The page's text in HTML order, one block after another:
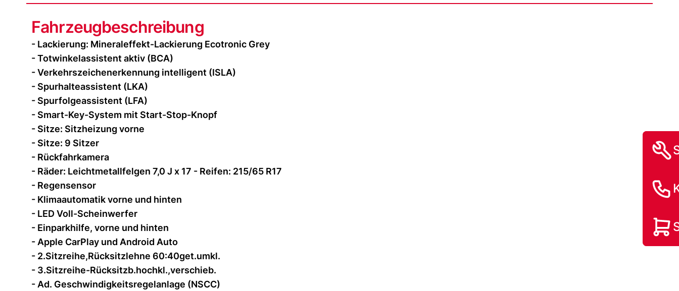
Fahrzeugbeschreibung
- Lackierung: Mineraleffekt-Lackierung Ecotronic Grey
- Totwinkelassistent aktiv (BCA)
- Verkehrszeichenerkennung intelligent (ISLA)
- Spurhalteassistent (LKA)
- Spurfolgeassistent (LFA)
- Smart-Key-System mit Start-Stop-Knopf
- Sitze: Sitzheizung vorne
- Sitze: 9 Sitzer
- Rückfahrkamera
- Räder: Leichtmetallfelgen 7,0 J x 17 - Reifen: 215/65 R17
- Regensensor
- Klimaautomatik vorne und hinten
- LED Voll-Scheinwerfer
- Einparkhilfe, vorne und hinten
- Apple CarPlay und Android Auto
- 2.Sitzreihe,Rücksitzlehne 60:40get.umkl.
- 3.Sitzreihe-Rücksitzb.hochkl.,verschieb.
- Ad. Geschwindigkeitsregelanlage (NSCC)